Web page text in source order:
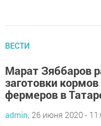
ВЕСТИ
Марат Зяббаров
заготовки
фермеров в
admin, 26 июня 2020 -